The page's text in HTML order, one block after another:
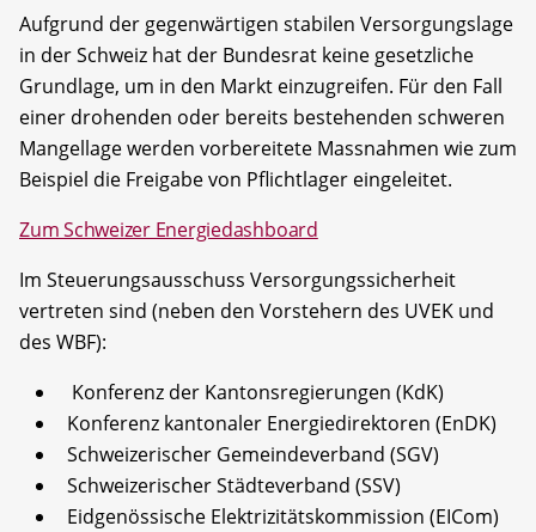
Aufgrund der gegenwärtigen stabilen Versorgungslage
in der Schweiz hat der Bundesrat keine gesetzliche
Grundlage, um in den Markt einzugreifen. Für den Fall
einer drohenden oder bereits bestehenden schweren
Mangellage werden vorbereitete Massnahmen wie zum
Beispiel die Freigabe von Pflichtlager eingeleitet.
Zum Schweizer Energiedashboard
Im Steuerungsausschuss Versorgungssicherheit
vertreten sind (neben den Vorstehern des UVEK und
des WBF):
Konferenz der Kantonsregierungen (KdK)
Konferenz kantonaler Energiedirektoren (EnDK)
Schweizerischer Gemeindeverband (SGV)
Schweizerischer Städteverband (SSV)
Eidgenössische Elektrizitätskommission (EICom)